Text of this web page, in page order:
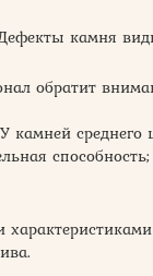
Дефекты камня
обратит
камней среднего
способность;